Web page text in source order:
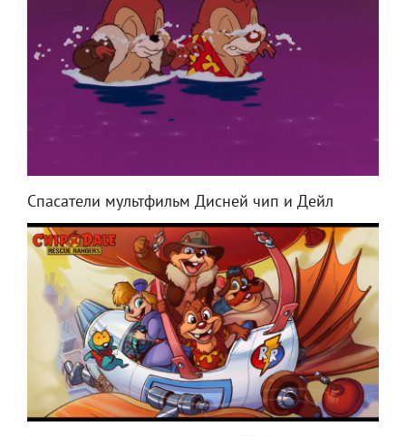
Спасатели мультфильм Дисней чип и Дейл